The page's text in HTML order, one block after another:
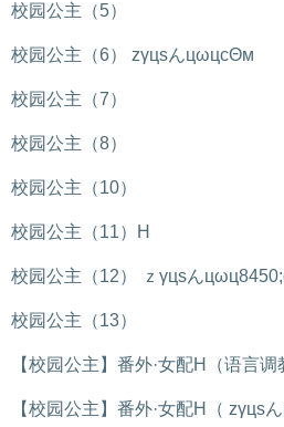
校园公主（5）
校园公主（6） zγцsんцωцcΘм
校园公主（7）
校园公主（8）
校园公主（10）
校园公主（11）H
校园公主（12） ｚγцsん
校园公主（13）
【校园公主】番外·女配H（语言调
【校园公主】番外·女配H（ zγцs